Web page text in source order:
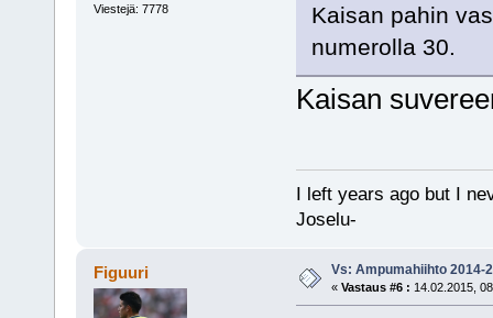
Viestejä: 7778
Kaisan pahin
numerolla 30.
Kaisan
I left years ago but I
Joselu-
Figuuri Vs: Ampumahiihto 2014-
« Vastaus #6 : 14.02.2015,